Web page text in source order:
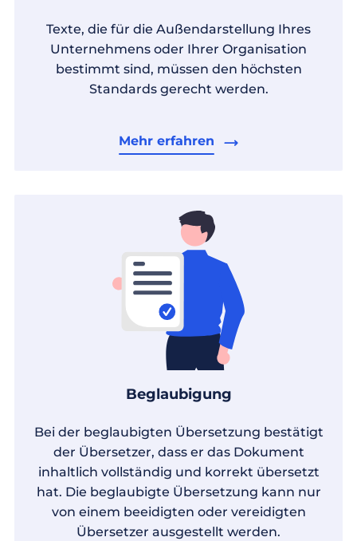
Texte, die für die Außendarstellung Ihres
Unternehmens oder Ihrer Organisation
bestimmt sind, müssen den höchsten
Standards gerecht werden.
Mehr erfahren
Beglaubigung
Bei der beglaubigten Übersetzung bestätigt
der Übersetzer, dass er das Dokument
inhaltlich vollständig und korrekt übersetzt
hat. Die beglaubigte Übersetzung kann nur
von einem beeidigten oder vereidigten
Übersetzer ausgestellt werden.